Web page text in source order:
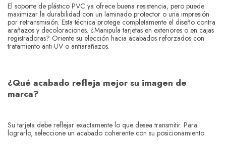
El soporte de plástico PVC ya ofrece buena resistencia, pero puede
maximizar la durabilidad con un laminado protector o una impresión
por retransmisión. Esta técnica protege completamente el diseño contra
arañazos y decoloraciones. ¿Manipula tarjetas en exteriores o en cajas
registradoras? Oriente su elección hacia acabados reforzados con
tratamiento anti-UV o antiarañazos.
¿Qué acabado refleja mejor su imagen de
marca?
Su tarjeta debe reflejar exactamente lo que desea transmitir. Para
lograrlo, seleccione un acabado coherente con su posicionamiento: